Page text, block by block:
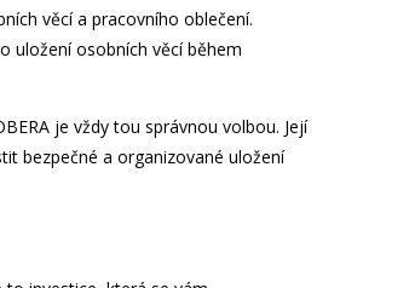
věcí a pracovního oblečení.
uložení osobních věcí během
je vždy tou správnou volbou. Její
bezpečné a organizované uložení